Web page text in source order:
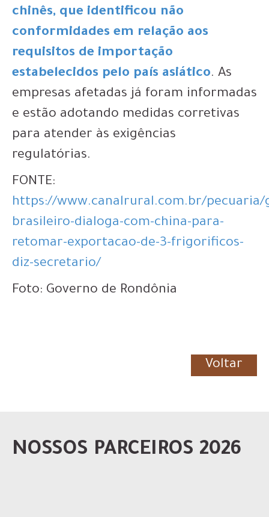
chinês, que identificou não
conformidades em relação aos
requisitos de importação
estabelecidos pelo país asiático. As
empresas afetadas já foram informadas
e estão adotando medidas corretivas
para atender às exigências
regulatórias.
FONTE:
https://www.canalrural.com.br/pecuaria/
brasileiro-dialoga-com-china-para-
retomar-exportacao-de-3-frigorificos-
diz-secretario/
Foto: Governo de Rondônia
Voltar
NOSSOS PARCEIROS 2026